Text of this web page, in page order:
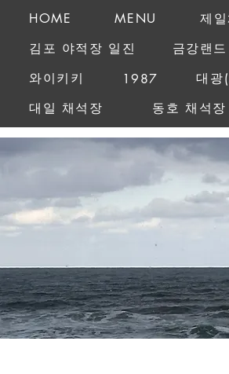
HOME MENU 제
김포 야적장 일진
금강랜드
와이키키
1987 대광
대일 채석장
동호 채석장